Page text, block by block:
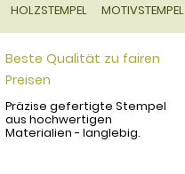
HOLZSTEMPEL MOTIVSTEMPEL
Beste Qualität zu fairen
Preisen
Präzise gefertigte Stempel
aus hochwertigen
Materialien - langlebig.